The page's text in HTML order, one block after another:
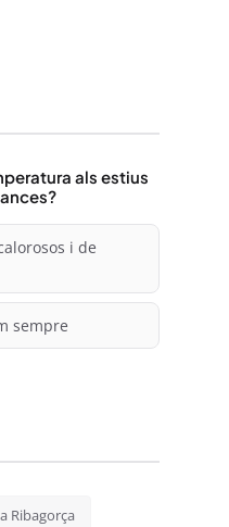
als estius
i de
sempre
Ribagorça